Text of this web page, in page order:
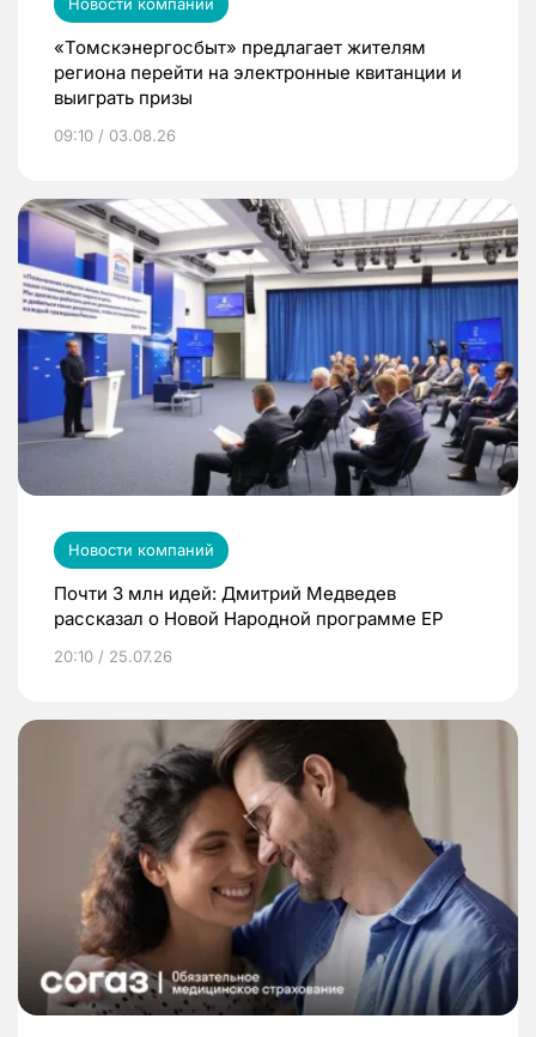
«Томскэнергосбыт» предлагает жителям
региона перейти на электронные квитанции и
выиграть призы
09:10 / 03.08.26
Новости компаний
Почти 3 млн идей: Дмитрий Медведев
рассказал о Новой Народной программе ЕР
20:10 / 25.07.26